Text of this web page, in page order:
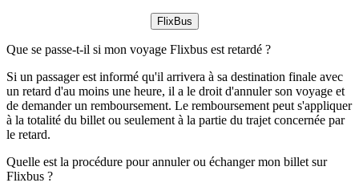
FlixBus
Que se passe-t-il si mon voyage Flixbus est retardé ?
Si un passager est informé qu'il arrivera à sa destination finale avec
un retard d'au moins une heure, il a le droit d'annuler son voyage et
de demander un remboursement. Le remboursement peut s'appliquer
à la totalité du billet ou seulement à la partie du trajet concernée par
le retard.
Quelle est la procédure pour annuler ou échanger mon billet sur
Flixbus ?